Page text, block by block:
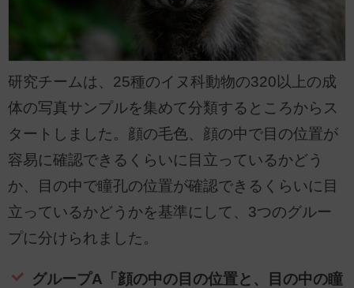
研究チームは、25種のイヌ科動物の320以上の成
体の写真サンプルを集めて分類するところからス
タートしました。顔の毛色、顔の中で目の位置が
容易に確認できるくらいに目立っているかどう
か、目の中で瞳孔の位置が確認できるくらいに目
立っているかどうかを基準にして、3つのグルー
プに分けられました。
グループA「顔の中の目の位置と、目の中の瞳